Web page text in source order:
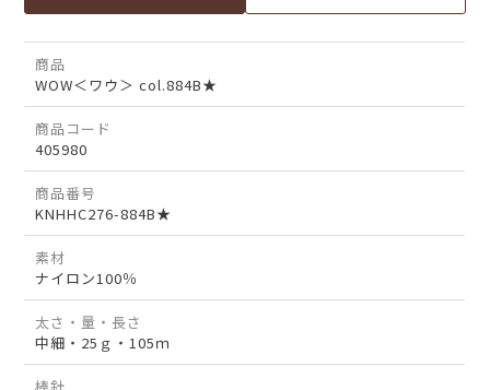
商品
WOW＜ワウ＞ col.884B★
商品コード
405980
商品番号
KNHHC276-884B★
素材
ナイロン100％
太さ・量・長さ
中細・25ｇ・105ｍ